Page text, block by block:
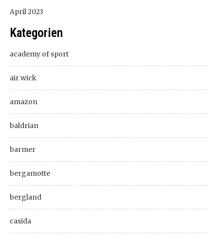
April 2023
Kategorien
academy of sport
air wick
amazon
baldrian
barmer
bergamotte
bergland
casida